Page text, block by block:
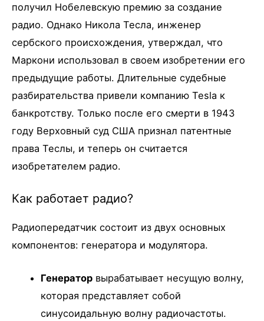
получил Нобелевскую премию за создание
радио. Однако Никола Тесла, инженер
сербского происхождения, утверждал, что
Маркони использовал в своем изобретении его
предыдущие работы. Длительные судебные
разбирательства привели компанию Tesla к
банкротству. Только после его смерти в 1943
году Верховный суд США признал патентные
права Теслы, и теперь он считается
изобретателем радио.
Как работает радио?
Радиопередатчик состоит из двух основных
компонентов: генератора и модулятора.
Генератор вырабатывает несущую волну,
которая представляет собой
синусоидальную волну радиочастоты.